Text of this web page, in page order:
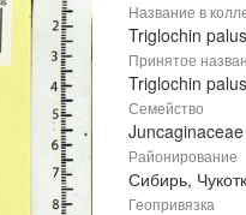
Название в
Triglochin
Принятое
Triglochin
Семейство
Juncaginaceae
Районирование
Сибирь,
Геопривязка